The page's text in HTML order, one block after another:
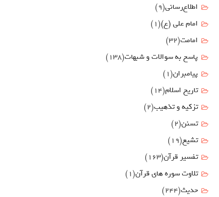
اطلاع‌رسانی(9)
امام علي (ع)(1)
امامت(32)
پاسخ به سوالات و شبهات(138)
پیامبران(1)
تاریخ اسلام(14)
تزکیه و تذهیب(2)
تسنن(2)
تشیع(19)
تفسیر قرآن(163)
تلاوت سوره های قرآن(1)
حدیث(244)